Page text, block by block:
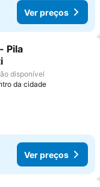
Ver preços
aos favoritos
Pila
disponível
da cidade
Ver preços